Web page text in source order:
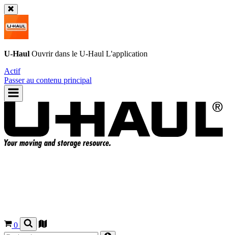
U-Haul Ouvrir dans le U-Haul L'application
Actif
Passer au contenu principal
0